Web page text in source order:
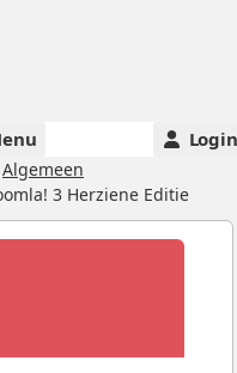
Login
Algemeen
3 Herziene Editie